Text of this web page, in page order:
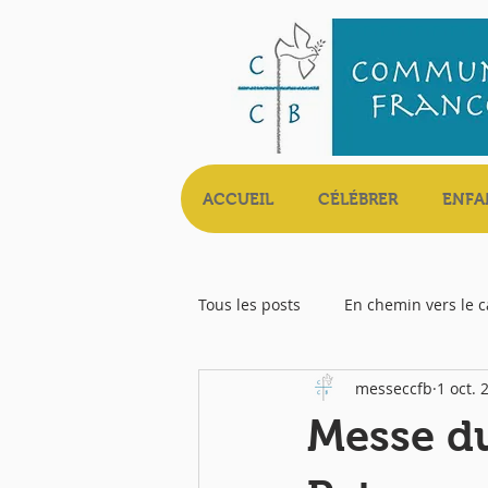
ACCUEIL CÉLÉBRER
Tous les posts En chemin vers le
Livret Messe
Messe
messeccfb 1 oct.